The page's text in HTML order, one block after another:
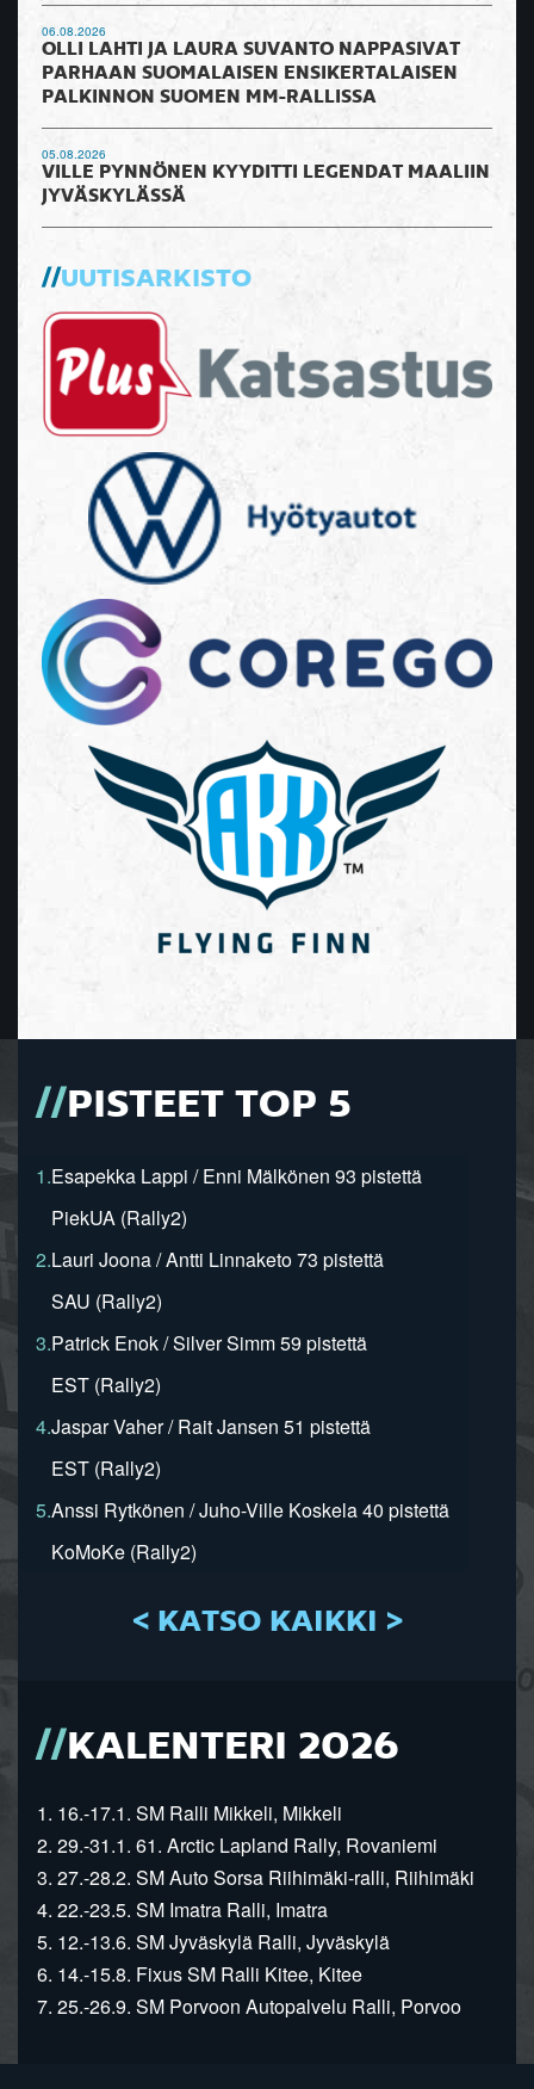
06.08.2026
OLLI LAHTI JA LAURA SUVANTO NAPPASIVAT
PARHAAN SUOMALAISEN ENSIKERTALAISEN
PALKINNON SUOMEN MM-RALLISSA
05.08.2026
VILLE PYNNÖNEN KYYDITTI LEGENDAT MAALIIN
JYVÄSKYLÄSSÄ
UUTISARKISTO
PISTEET TOP 5
1.Esapekka Lappi / Enni Mälkönen 93 pistettä
PiekUA (Rally2)
2.Lauri Joona / Antti Linnaketo 73 pistettä
SAU (Rally2)
3.Patrick Enok / Silver Simm 59 pistettä
EST (Rally2)
4.Jaspar Vaher / Rait Jansen 51 pistettä
EST (Rally2)
5.Anssi Rytkönen / Juho-Ville Koskela 40 pistettä
KoMoKe (Rally2)
< KATSO KAIKKI >
KALENTERI 2026
1. 16.-17.1. SM Ralli Mikkeli, Mikkeli
2. 29.-31.1. 61. Arctic Lapland Rally, Rovaniemi
3. 27.-28.2. SM Auto Sorsa Riihimäki-ralli, Riihimäki
4. 22.-23.5. SM Imatra Ralli, Imatra
5. 12.-13.6. SM Jyväskylä Ralli, Jyväskylä
6. 14.-15.8. Fixus SM Ralli Kitee, Kitee
7. 25.-26.9. SM Porvoon Autopalvelu Ralli, Porvoo